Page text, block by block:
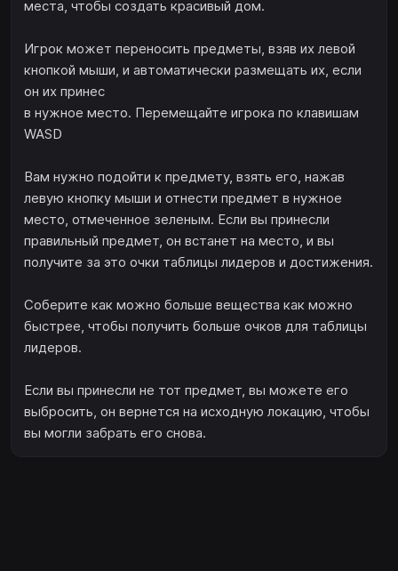
места, чтобы создать красивый дом.
Игрок может переносить предметы, взяв их левой
кнопкой мыши, и автоматически размещать их, если
он их принес
в нужное место. Перемещайте игрока по клавишам
WASD
Вам нужно подойти к предмету, взять его, нажав
левую кнопку мыши и отнести предмет в нужное
место, отмеченное зеленым. Если вы принесли
правильный предмет, он встанет на место, и вы
получите за это очки таблицы лидеров и достижения.
Соберите как можно больше вещества как можно
быстрее, чтобы получить больше очков для таблицы
лидеров.
Если вы принесли не тот предмет, вы можете его
выбросить, он вернется на исходную локацию, чтобы
вы могли забрать его снова.